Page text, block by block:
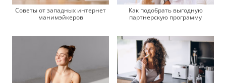
Советы от западных интернет
манимэйкеров
Как подобрать выгодную
партнерскую программу